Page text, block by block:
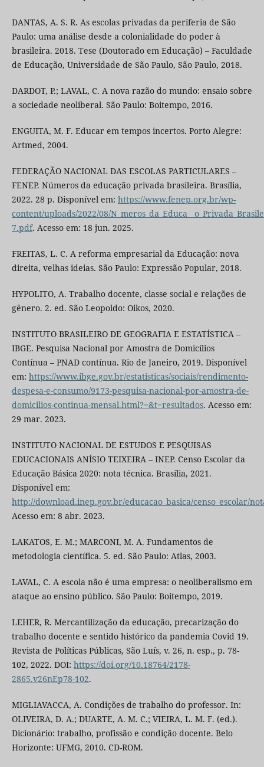
DANTAS, A. S. R. As escolas privadas da periferia de São
Paulo: uma análise desde a colonialidade do poder à
brasileira. 2018. Tese (Doutorado em Educação) – Faculdade
de Educação, Universidade de São Paulo, São Paulo, 2018.
DARDOT, P.; LAVAL, C. A nova razão do mundo: ensaio sobre
a sociedade neoliberal. São Paulo: Boitempo, 2016.
ENGUITA, M. F. Educar em tempos incertos. Porto Alegre:
Artmed, 2004.
FEDERAÇÃO NACIONAL DAS ESCOLAS PARTICULARES –
FENEP. Números da educação privada brasileira. Brasília,
2022. 28 p. Disponível em: https://www.fenep.org.br/wp-
content/uploads/2022/08/
7.pdf. Acesso em: 18 jun. 2025.
FREITAS, L. C. A reforma empresarial da Educação: nova
direita, velhas ideias. São Paulo: Expressão Popular, 2018.
HYPOLITO, A. Trabalho docente, classe social e relações de
gênero. 2. ed. São Leopoldo: Oikos, 2020.
INSTITUTO BRASILEIRO DE GEOGRAFIA E ESTATÍSTICA –
IBGE. Pesquisa Nacional por Amostra de Domicílios
Contínua – PNAD contínua. Rio de Janeiro, 2019. Disponível
em: https://www.ibge.gov.br/estatisticas/sociais/rendimento-
despesa-e-consumo/9173-pesquisa-nacional-por-amostra-de-
domicilios-continua-mensal.html?=&t=resultados. Acesso em:
29 mar. 2023.
INSTITUTO NACIONAL DE ESTUDOS E PESQUISAS
EDUCACIONAIS ANÍSIO TEIXEIRA – INEP. Censo Escolar da
Educação Básica 2020: nota técnica. Brasília, 2021.
Disponível em:
http://download.inep.gov.br/educacao_basica/censo_escolar/
Acesso em: 8 abr. 2023.
LAKATOS, E. M.; MARCONI, M. A. Fundamentos de
metodologia científica. 5. ed. São Paulo: Atlas, 2003.
LAVAL, C. A escola não é uma empresa: o neoliberalismo em
ataque ao ensino público. São Paulo: Boitempo, 2019.
LEHER, R. Mercantilização da educação, precarização do
trabalho docente e sentido histórico da pandemia Covid 19.
Revista de Políticas Públicas, São Luís, v. 26, n. esp., p. 78-
102, 2022. DOI: https://doi.org/10.18764/2178-
2865.v26nEp78-102.
MIGLIAVACCA, A. Condições de trabalho do professor. In:
OLIVEIRA, D. A.; DUARTE, A. M. C.; VIEIRA, L. M. F. (ed.).
Dicionário: trabalho, profissão e condição docente. Belo
Horizonte: UFMG, 2010. CD-ROM.